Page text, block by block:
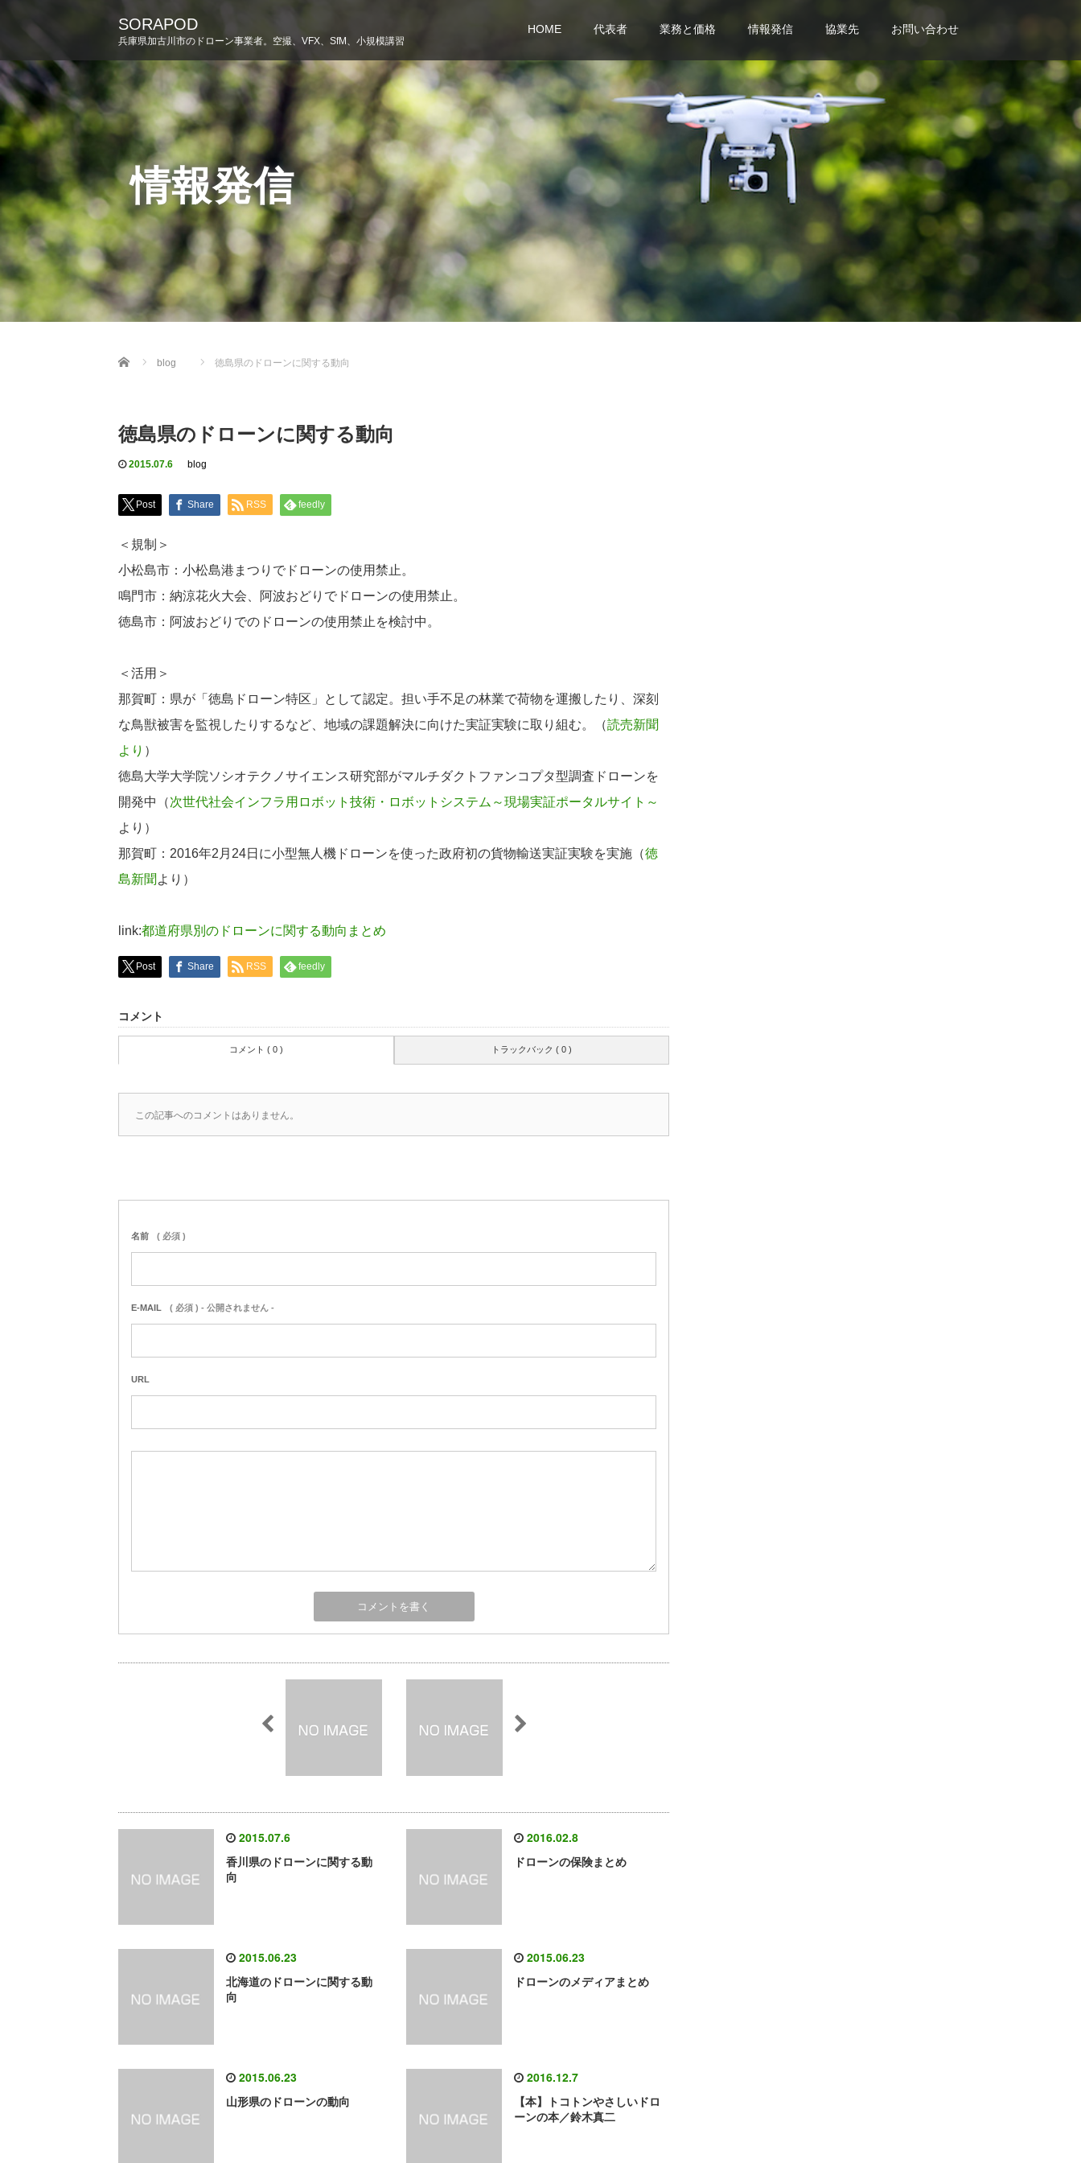
SORAPOD
兵庫県加古川市のドローン事業者。空撮、VFX、SfM、小規模講習
HOME 代表者 業務と価格 情報発信 協業先 お問い合わせ
情報発信
Home blog 徳島県のドローンに関する動向
徳島県のドローンに関する動向
2015.07.6 blog
Post Share RSS feedly
＜規制＞
小松島市：小松島港まつりでドローンの使用禁止。
鳴門市：納涼花火大会、阿波おどりでドローンの使用禁止。
徳島市：阿波おどりでのドローンの使用禁止を検討中。
＜活用＞
那賀町：県が「徳島ドローン特区」として認定。担い手不足の林業で荷物を運搬したり、深刻
な鳥獣被害を監視したりするなど、地域の課題解決に向けた実証実験に取り組む。（読売新聞
より ）
徳島大学大学院ソシオテクノサイエンス研究部がマルチダクトファンコプタ型調査ドローンを
開発中（次世代社会インフラ用ロボット技術・ロボットシステム～現場実証ポータルサイト～
より）
那賀町：2016年2月24日に小型無人機ドローンを使った政府初の貨物輸送実証実験を実施（徳
島新聞 より）
link:都道府県別のドローンに関する動向まとめ
Post Share RSS feedly
コメント
コメント ( 0 ) トラックバック ( 0 )
この記事へのコメントはありません。
名前 ( 必須 )
E-MAIL ( 必須 ) - 公開されません -
URL
2015.07.6
香川県のドローンに関する動
向
2016.02.8
ドローンの保険まとめ
2015.06.23
北海道のドローンに関する動
向
2015.06.23
ドローンのメディアまとめ
2015.06.23
山形県のドローンの動向
2016.12.7
【本】トコトンやさしいドロ
ーンの本／鈴木真二